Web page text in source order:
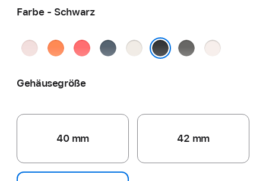
Farbe - Schwarz
HellrosaClementineGuavepinkMaritimblau
Polarstern SteingrauBlassrosa
Gehäusegröße
40 mm 42 mm